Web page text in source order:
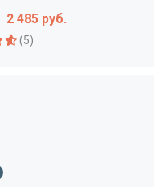
2 485 руб.
(5)